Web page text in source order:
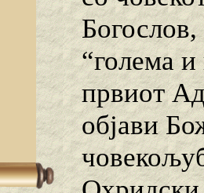
“голема
првиот
објави